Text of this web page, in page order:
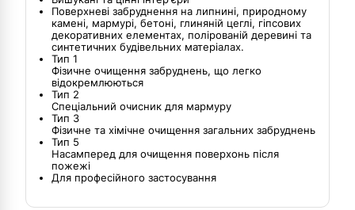
Поверхневі забруднення на липнині, природному
камені, мармурі, бетоні, глиняній цеглі, гіпсових
декоративних елементах, полірованій деревині та
синтетичних будівельних матеріалах.
Тип 1
Фізичне очищення забруднень, що легко
відокремлюються
Тип 2
Спеціальний очисник для мармуру
Тип 3
Фізичне та хімічне очищення загальних забруднень
Тип 5
Насамперед для очищення поверхонь після
пожежі
Для професійного застосування